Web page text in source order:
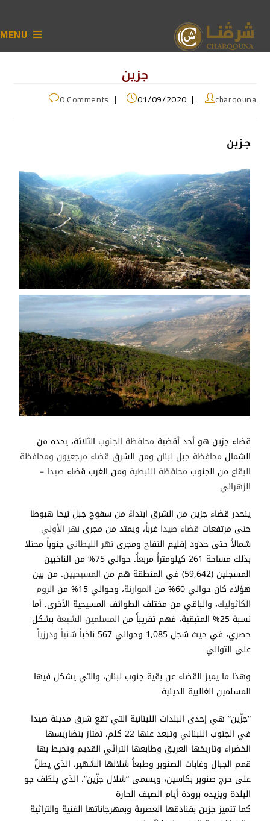
MENU
جزين
charqouna
01/09/2020
0 Comments
جـزين
قضاء جزين هو أحد أقضية محافظة الجنوب الثلاثة، يحده من
الشمال محافظة جبل لبنان ومن الشرق قضاء مرجعيون ومحافظة
البقاع من الجنوب محافظة النبطية ومن الغرب قضاء صيدا –
الزهراني
ينحدر قضاء جزين من الشرق ابتداءً من سفوح جبل نيحا هبوطا
حتى مرتفعات قضاء صيدا غرباً، ويمتد من مجرى نهر الأولي
شمالاً حتى حدود إقليم التفاح ومجرى نهر الليطاني جنوباً محتلا
بذلك مساحة 261 كيلومتراً مربعاً. حوالي 75% من الناخبين
المسجلين (59,642) في المنطقة هم من
المسيحيين. من بين
هؤلاء كان حوالي 60% من
الموارنة، وحوالي 15% من
الروم
الكاثوليك، والباقي من مختلف الطوائف المسيحية الأخرى. أما
نسبة 25% المتبقية، فهم تقريباً من
المسلمين الشيعة بشكل
حصري، في حيث سُجل 1,085 وحوالي 567 ناخباً
سُنياً ودرزياً
على التوالي
وهذا ما يميز القضاء عن بقية جنوب لبنان، والتي يشكل فيها
المسلمين الغالبية الدينية
“جزّين” هي إحدى البلدات اللبنانية التي تقع شرق مدينة صيدا
في الجنوب اللبناني وتبعد عنها 22 كلم، تمتاز بتضاريسها
الخضراء وتاريخها العريق وطابعها التراثي القديم وتحيط بها
قمم الجبال وغابات الصنوبر وطبعاً شلالها الشهير، الذي يطلّ
على حرج صنوبر بكاسين، ويسمى “شلال جزّين”، الذي يلطّف جو
البلدة ويزيده برودة أيام الصيف الحارة
كما تتميز جزين بفنادقها العصرية وبمهرجاناتها الفنية والتراثية